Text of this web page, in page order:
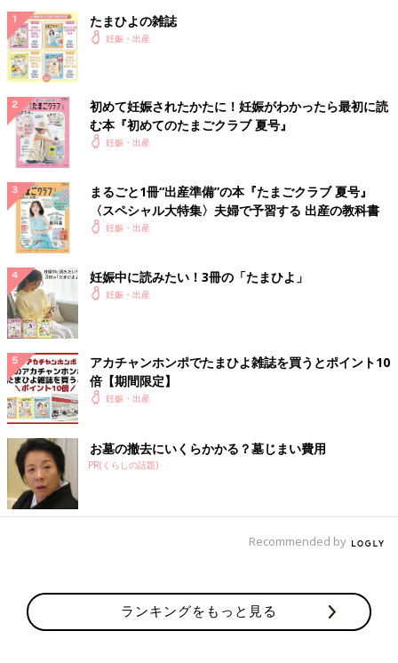
たまひよの雑誌
妊娠・出産
初めて妊娠されたかたに！妊娠がわかったら最初に読
む本『初めてのたまごクラブ 夏号』
妊娠・出産
まるごと1冊“出産準備”の本『たまごクラブ 夏号』
〈スペシャル大特集〉夫婦で予習する 出産の教科書
妊娠・出産
妊娠中に読みたい！3冊の「たまひよ」
妊娠・出産
アカチャンホンポでたまひよ雑誌を買うとポイント10
倍【期間限定】
妊娠・出産
お墓の撤去にいくらかかる？墓じまい費用
PR(くらしの話題)
Recommended by
ランキングをもっと見る